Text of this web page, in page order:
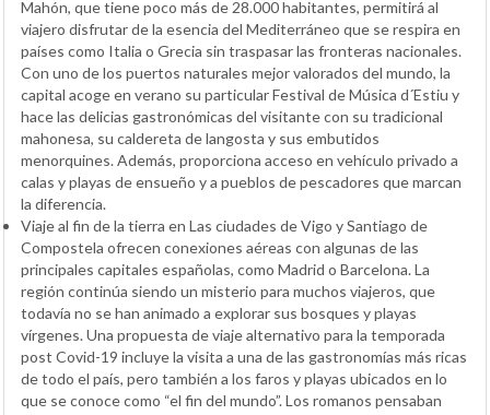
Mahón, que tiene poco más de 28.000 habitantes, permitirá al
viajero disfrutar de la esencia del Mediterráneo que se respira en
países como Italia o Grecia sin traspasar las fronteras nacionales.
Con uno de los puertos naturales mejor valorados del mundo, la
capital acoge en verano su particular Festival de Música d´Estiu y
hace las delicias gastronómicas del visitante con su tradicional
mahonesa, su caldereta de langosta y sus embutidos
menorquines. Además, proporciona acceso en vehículo privado a
calas y playas de ensueño y a pueblos de pescadores que marcan
la diferencia.
Viaje al fin de la tierra en Las ciudades de Vigo y Santiago de
Compostela ofrecen conexiones aéreas con algunas de las
principales capitales españolas, como Madrid o Barcelona. La
región continúa siendo un misterio para muchos viajeros, que
todavía no se han animado a explorar sus bosques y playas
vírgenes. Una propuesta de viaje alternativo para la temporada
post Covid-19 incluye la visita a una de las gastronomías más ricas
de todo el país, pero también a los faros y playas ubicados en lo
que se conoce como “el fin del mundo”. Los romanos pensaban